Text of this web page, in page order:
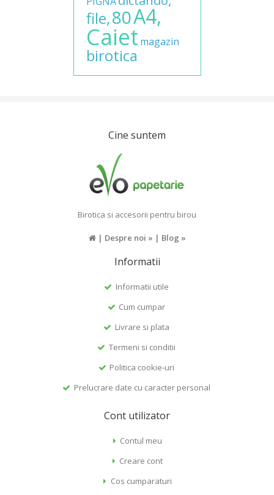
file,80A4,
Caiet magazin
birotica
Cine suntem
Birotica si accesorii pentru birou
| Despre noi » | Blog »
Informatii
Informatii utile
Cum cumpar
Livrare si plata
Termeni si conditii
Politica cookie-uri
Prelucrare date cu caracter personal
Cont utilizator
Contul meu
Creare cont
Cos cumparaturi